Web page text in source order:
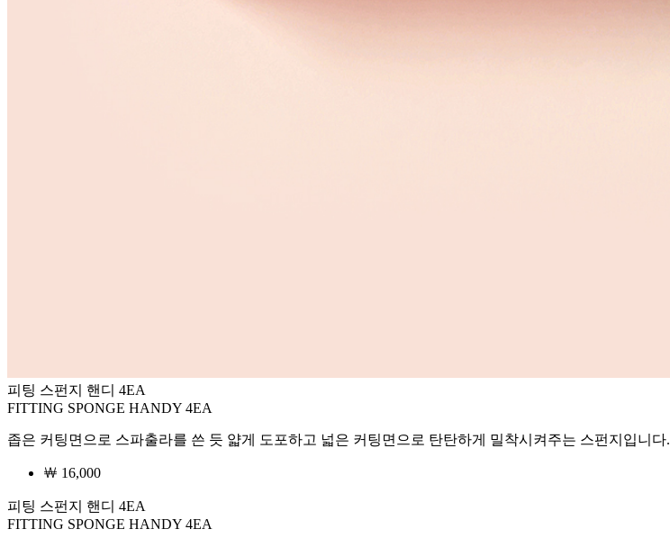
피팅 스펀지 핸디 4EA
FITTING SPONGE HANDY 4EA
좁은 커팅면으로 스파출라를 쓴 듯 얇게 도포하고 넓은 커팅면으로 탄탄하게 밀착시켜주는 스펀지입니다.
￦ 16,000
피팅 스펀지 핸디 4EA
FITTING SPONGE HANDY 4EA